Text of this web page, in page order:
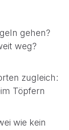
gehen?
weg?
zugleich:
Töpfern
wie kein